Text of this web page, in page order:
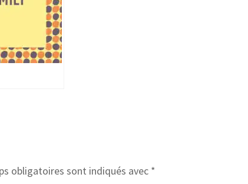
obligatoires sont indiqués avec *